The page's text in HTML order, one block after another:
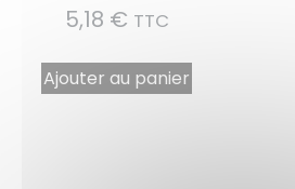
5,18 € TTC
Ajouter au panier